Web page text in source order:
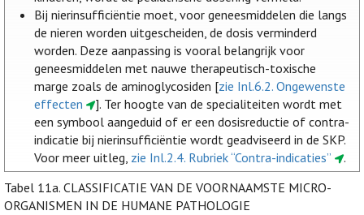
Bij nierinsufficiëntie moet, voor geneesmiddelen die langs
de nieren worden uitgescheiden, de dosis verminderd
worden. Deze aanpassing is vooral belangrijk voor
geneesmiddelen met nauwe therapeutisch-toxische
marge zoals de aminoglycosiden [zie Inl.6.2. Ongewenste
effecten
]. Ter hoogte van de specialiteiten wordt met
een symbool aangeduid of er een dosisreductie of contra-
indicatie bij nierinsufficiëntie wordt geadviseerd in de SKP.
Voor meer uitleg, zie Inl.2.4. Rubriek “Contra-indicaties”
.
Tabel 11a. CLASSIFICATIE VAN DE VOORNAAMSTE MICRO-
ORGANISMEN IN DE HUMANE PATHOLOGIE